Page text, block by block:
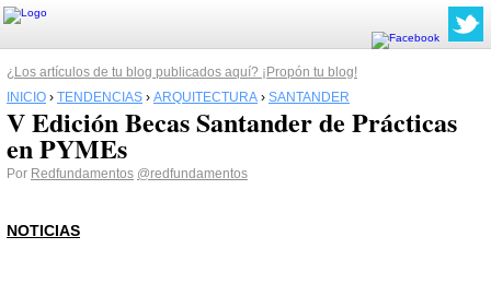
¿Los artículos de tu blog publicados aquí? ¡Propón tu blog!
INICIO › TENDENCIAS › ARQUITECTURA › SANTANDER
V Edición Becas Santander de Prácticas
en PYMEs
Por Redfundamentos @redfundamentos
NOTICIAS